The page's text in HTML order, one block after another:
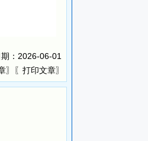
： 2026-06-01
〗〖 打印文章〗